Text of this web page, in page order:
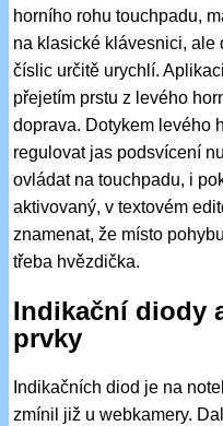
horního rohu touchpadu,
na klasické klávesnici, ale
číslic určitě urychlí.
přejetím prstu z levého
doprava. Dotykem levého
regulovat jas podsvícení
ovládat na touchpadu, i
aktivovaný, v textovém
znamenat, že místo
třeba hvězdička.
Indikační diody
prvky
Indikačních diod je na
zmínil již u webkamery.